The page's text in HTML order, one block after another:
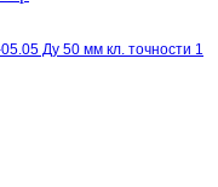
Ду 50 мм кл. точности 1